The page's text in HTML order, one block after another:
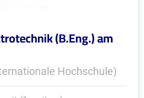
(B.Eng.) am
Hochschule)